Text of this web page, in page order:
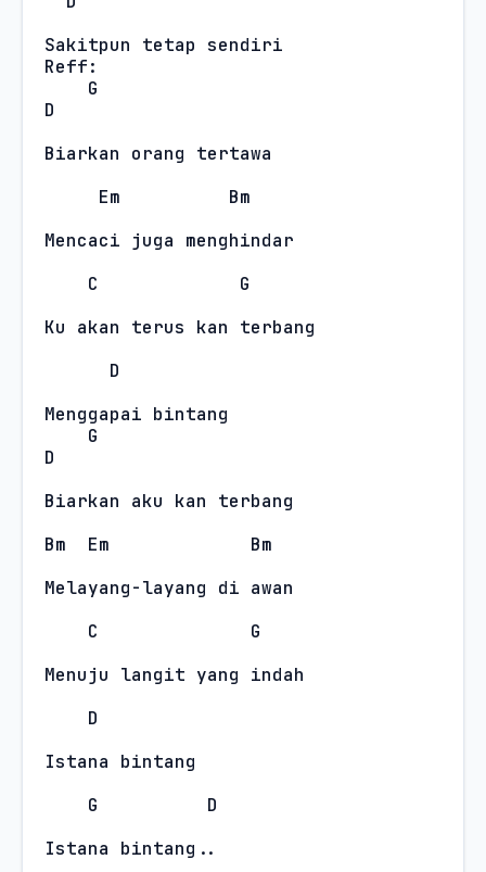
Sakitpun tetap sendiri
Reff:
G
D
Biarkan orang tertawa
Em
Bm
Mencaci juga menghindar
C
G
Ku akan terus kan terbang
D
Menggapai bintang
G
D
Biarkan aku kan terbang
Bm
Em
Bm
Melayang-layang di awan
C
G
Menuju langit yang indah
D
Istana bintang
G
D
Istana bintang..